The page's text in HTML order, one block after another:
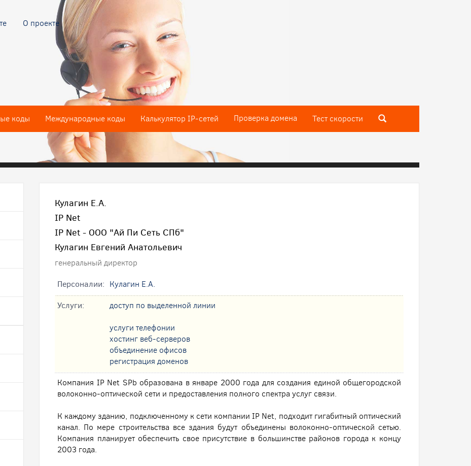
О проекте
коды Международные коды Калькулятор IP-сетей Проверка домена Тест скороcти
Кулагин Е.А.
IP Net
IP Net - ООО "Ай Пи Сеть СПб"
Кулагин Евгений Анатольевич
генеральный директор
Персоналии: Кулагин Е.А.
Услуги:
доступ по выделенной линии
услуги телефонии
хостинг веб-серверов
oбъединение офисов
регистрация доменов
Компания IP Net SPb образована в январе 2000 года для создания единой общегородской
волоконно-оптической сети и предоставления полного спектра услуг связи.
К каждому зданию, подключенному к сети компании IP Net, подходит гигабитный оптический
канал. По мере строительства все здания будут объединены волоконно-оптической сетью.
Компания планирует обеспечить свое присутствие в большинстве районов города к концу
2003 года.